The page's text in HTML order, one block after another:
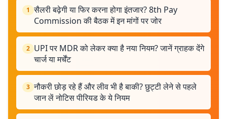
1 सैलरी बढ़ेगी या फिर करना होगा इंतजार? 8th Pay
Commission की बैठक में इन मांगों पर जोर
2 UPI पर MDR को लेकर क्या है नया नियम? जानें ग्राहक देंगे
चार्ज या मर्चेंट
3 नौकरी छोड़ रहे हैं और लीव भी है बाकी? छुट्टी लेने से पहले
जान लें नोटिस पीरियड के ये नियम